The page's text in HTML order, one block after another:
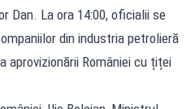
Dan. La ora 14:00, oficialii se
din industria petrolieră
aprovizionării României cu țiței